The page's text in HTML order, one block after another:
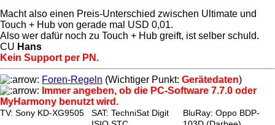
Macht also einen Preis-Unterschied zwischen Ultimate und
Touch + Hub von gerade mal USD 0,01.
Also wer dafür noch zu Touch + Hub greift, ist selber schuld.
CU Hans
Kein Support per PN.
Foren-Regeln (Wichtiger Punkt: Gerätedaten)
Immer angeben, ob die PC-Software 7.7.0 oder
MyHarmony benutzt wird.
TV: Sony KD-XG9505
SAT: TechniSat Digit
BluRay: Oppo BDP-